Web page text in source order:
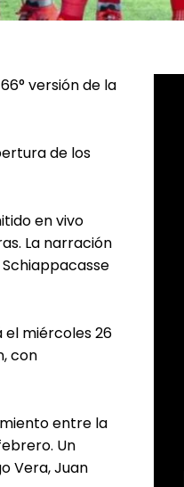
versión de la
de los
en vivo
La narración
el miércoles 26
con
entre la
Un
Vera, Juan